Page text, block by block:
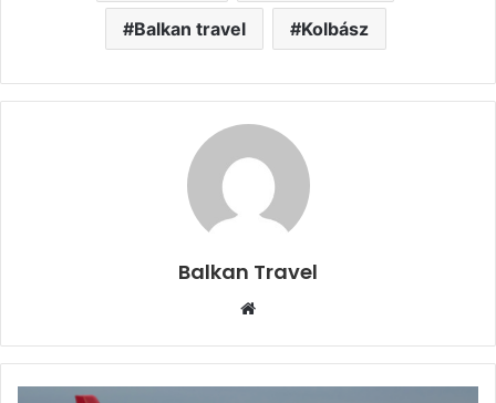
Balkan travel Kolbász
Balkan Travel
b
s